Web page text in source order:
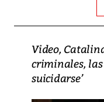
Video,
criminales, las
suicidarse’